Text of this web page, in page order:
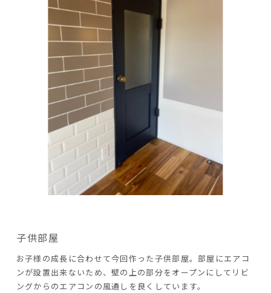
子供部屋
お子様の成長に合わせて今回作った子供部屋。部屋にエアコ
ンが設置出来ないため、壁の上の部分をオープンにしてリビ
ングからのエアコンの風通しを良くしています。